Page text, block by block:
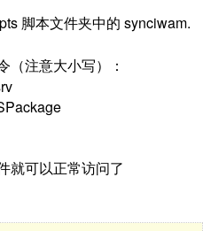
脚本文件夹中的 synciwam.
（注意大小写）：
就可以正常访问了